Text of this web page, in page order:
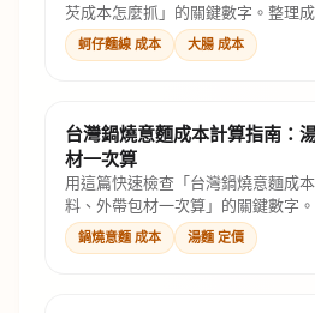
芡成本怎麼抓」的關鍵數字。整理
與售價公式，幫你判斷是否還有毛利
蚵仔麵線 成本 大腸 成本
台灣鍋燒意麵成本計算指南：
材一次算
用這篇快速檢查「台灣鍋燒意麵成
料、外帶包材一次算」的關鍵數字
材、人力與售價公式，幫你判斷是否
鍋燒意麵 成本 湯麵 定價